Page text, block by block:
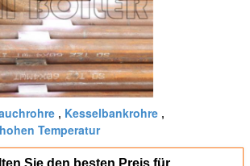
, Kesselbankrohre ,
Temperatur
Sie den besten Preis für